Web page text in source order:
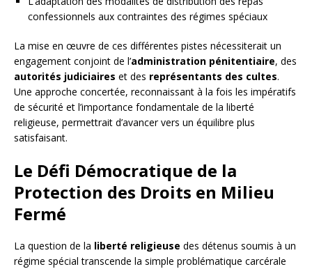
confessionnels aux contraintes des régimes spéciaux
La mise en œuvre de ces différentes pistes nécessiterait un
engagement conjoint de l’administration pénitentiaire, des
autorités judiciaires et des représentants des cultes.
Une approche concertée, reconnaissant à la fois les impératifs
de sécurité et l’importance fondamentale de la liberté
religieuse, permettrait d’avancer vers un équilibre plus
satisfaisant.
Le Défi Démocratique de la
Protection des Droits en Milieu
Fermé
La question de la liberté religieuse des détenus soumis à un
régime spécial transcende la simple problématique carcérale